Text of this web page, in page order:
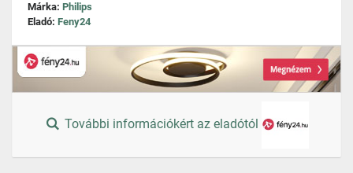
Márka: Philips
Eladó: Feny24
További információkért az eladótól